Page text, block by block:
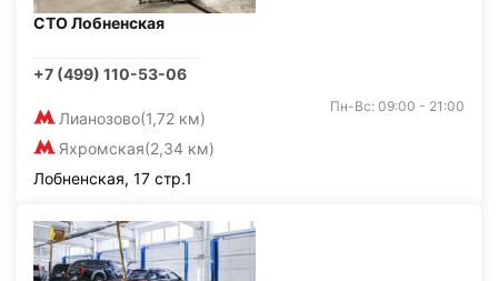
СТО Лобненская
+7 (499) 110-53-06
Лианозово(1,72 км)
Яхромская(2,34 км)
Пн-Вс: 09:00 - 21:00
Лобненская, 17 стр.1